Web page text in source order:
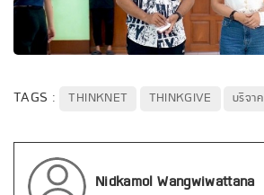
TAGS : THINKNET THINKGIVE บริจาค
Nidkamol Wangwiwattana